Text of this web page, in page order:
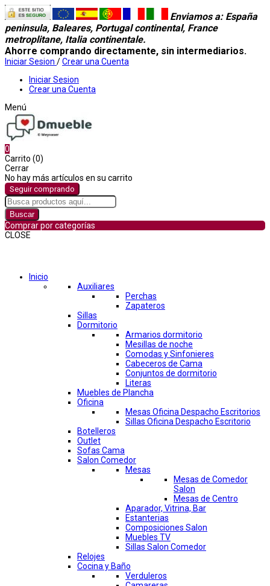
Enviamos a: España
peninsula, Baleares, Portugal continental, France
metroplitane, Italia continentale.
Ahorre comprando directamente, sin intermediarios.
Iniciar Sesion /Crear una Cuenta
Iniciar Sesion
Crear una Cuenta
Menú
0
Carrito (0)
Cerrar
No hay más artículos en su carrito
Seguir comprando
Buscar
Comprar por categorías
CLOSE
Inicio
Auxiliares
Perchas
Zapateros
Sillas
Dormitorio
Armarios dormitorio
Mesillas de noche
Comodas y Sinfonieres
Cabeceros de Cama
Conjuntos de dormitorio
Literas
Muebles de Plancha
Oficina
Mesas Oficina Despacho Escritorios
Sillas Oficina Despacho Escritorio
Botelleros
Outlet
Sofas Cama
Salon Comedor
Mesas
Mesas de Comedor
Salon
Mesas de Centro
Aparador, Vitrina, Bar
Estanterias
Composiciones Salon
Muebles TV
Sillas Salon Comedor
Relojes
Cocina y Baño
Verduleros